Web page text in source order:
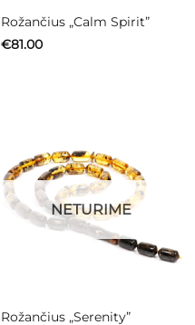
Rožančius „Calm Spirit”
€81.00
NETURIME
Rožančius „Serenity”